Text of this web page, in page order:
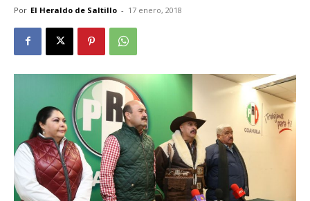
Por El Heraldo de Saltillo - 17 enero, 2018